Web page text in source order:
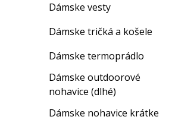
Dámske vesty
Dámske tričká a košele
Dámske termoprádlo
Dámske outdoorové
nohavice (dlhé)
Dámske nohavice krátke